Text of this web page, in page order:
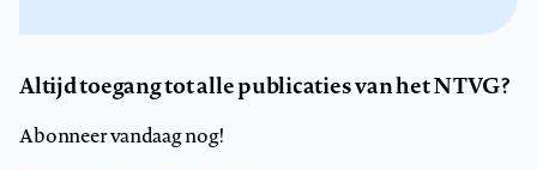
Altijd toegang tot alle publicaties van het NTVG?
Abonneer vandaag nog!